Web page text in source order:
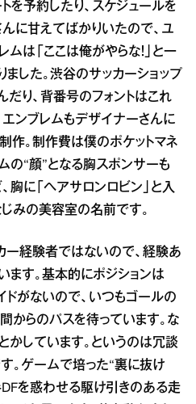
を予約したり、スケジュールを
んに甘えてばかりいたので、ユ
は「ここは俺がやらな！」と一
した。渋谷のサッカーショップ
り、背番号のフォントはこれ
エンブレムもデザイナーさんに
作。制作費は僕のポケットマネ
の“顔”となる胸スポンサーも
胸に「ヘアサロンロビン」と入
みの美容室の名前です。
ー経験者ではないので、経験あ
ます。基本的にポジションは
ドがないので、いつもゴールの
からのパスを待っています。な
かしています。というのは冗談
。ゲームで培った“裏に抜け
を惑わせる駆け引きのある走